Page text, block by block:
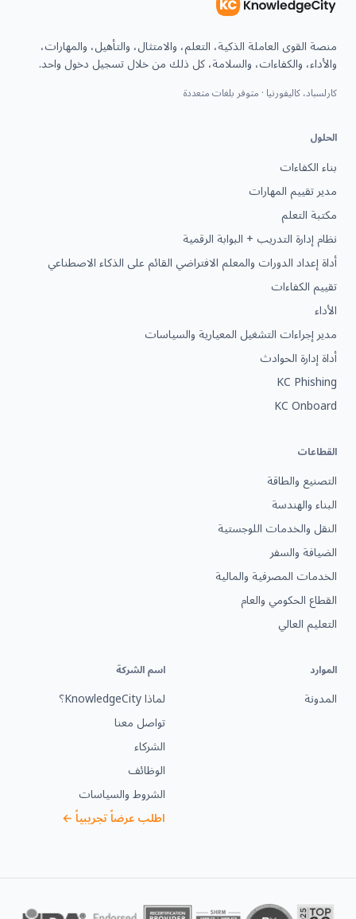
منصة القوى العاملة الذكية، التعلم، والامتثال، والتأهيل، والمهارات،
والأداء، والكفاءات، والسلامة، كل ذلك من خلال تسجيل دخول واحد.
كارلسباد، كاليفورنيا · متوفر بلغات متعددة
الحلول
بناء الكفاءات
مدير تقييم المهارات
مكتبة التعلم
نظام إدارة التدريب + البوابة الرقمية
أداة إعداد الدورات والمعلم الافتراضي القائم على الذكاء الاصطناعي
تقييم الكفاءات
الأداء
مدير إجراءات التشغيل المعيارية والسياسات
أداة إدارة الحوادث
KC Phishing
KC Onboard
القطاعات
التصنيع والطاقة
البناء والهندسة
النقل والخدمات اللوجستية
الضيافة والسفر
الخدمات المصرفية والمالية
القطاع الحكومي والعام
التعليم العالي
الموارد
المدونة
اسم الشركة
لماذا KnowledgeCity؟
تواصل معنا
الشركاء
الوظائف
الشروط والسياسات
اطلب عرضاً تجريبياً ←